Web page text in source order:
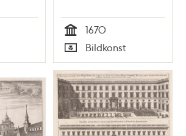
Tid
1670
Typ
Bildkonst